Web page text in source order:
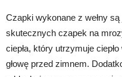
Czapki wykonane z wełny
skutecznych czapek na
ciepła, który utrzymuje
głowę przed zimnem.